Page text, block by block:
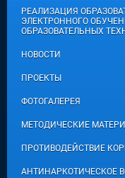
РЕАЛИЗАЦИЯ
ЭЛЕКТРОННОГО
ОБРАЗОВАТЕЛЬНЫХ
НОВОСТИ
ПРОЕКТЫ
ФОТОГАЛЕРЕЯ
МЕТОДИЧЕСКИЕ
ПРОТИВОДЕЙСТВИЕ
АНТИНАРКОТИЧЕСКОЕ